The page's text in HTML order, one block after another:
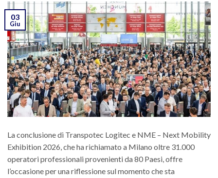
03
Giu
La conclusione di Transpotec Logitec e NME – Next Mobility
Exhibition 2026, che ha richiamato a Milano oltre 31.000
operatori professionali provenienti da 80 Paesi, offre
l’occasione per una riflessione sul momento che sta